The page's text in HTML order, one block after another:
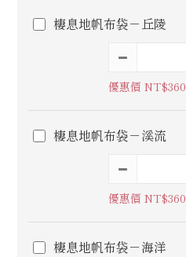
棲息地帆布袋－丘陵
優惠價 NT$360
棲息地帆布袋－溪流
優惠價 NT$360
棲息地帆布袋－海洋